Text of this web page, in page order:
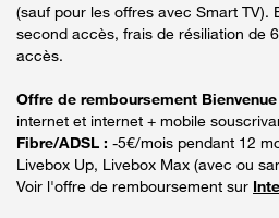
(sauf pour les offres avec Smart TV).
second accès, frais de résiliation de
accès.
Offre de remboursement Bienvenue
internet et internet + mobile
Fibre/ADSL : -5€/mois pendant 12
Livebox Up, Livebox Max (avec ou
Voir l'offre de remboursement sur